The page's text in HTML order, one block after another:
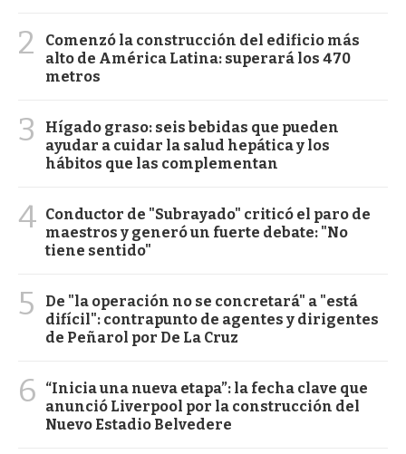
2
Comenzó la construcción del edificio más
alto de América Latina: superará los 470
metros
3
Hígado graso: seis bebidas que pueden
ayudar a cuidar la salud hepática y los
hábitos que las complementan
4 Conductor de "Subrayado" criticó el paro de
maestros y generó un fuerte debate: "No
tiene sentido"
5
De "la operación no se concretará" a "está
difícil": contrapunto de agentes y dirigentes
de Peñarol por De La Cruz
6
“Inicia una nueva etapa”: la fecha clave que
anunció Liverpool por la construcción del
Nuevo Estadio Belvedere